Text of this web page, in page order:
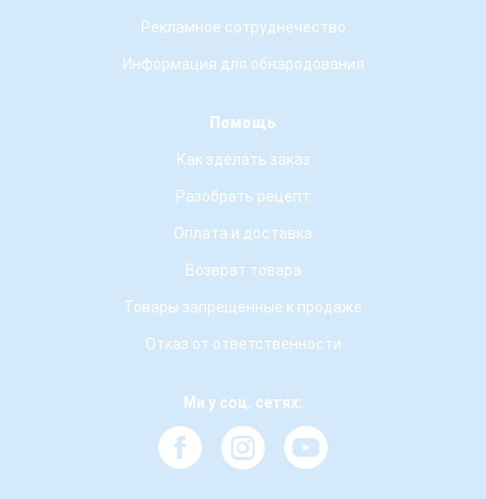
Рекламное сотруднечество
Информация для обнародования
Помощь
Как зделать заказ
Разобрать рецепт
Оплата и доставка
Возврат товара
Товары запрещенные к продаже
Отказ от ответственности
Ми у соц. сетях: